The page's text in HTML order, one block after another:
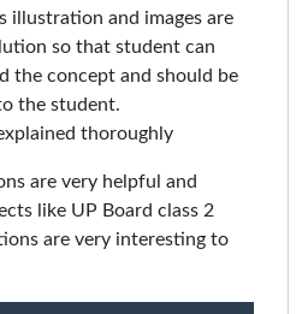
illustration and images are
so that student can
the concept and should be
the student.
thoroughly
are very helpful and
like UP Board class 2
are very interesting to